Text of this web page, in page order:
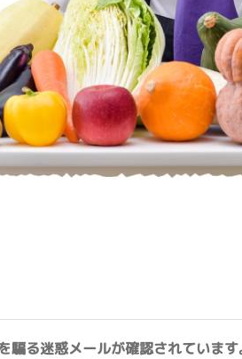
騙る迷惑メールが確認されていま